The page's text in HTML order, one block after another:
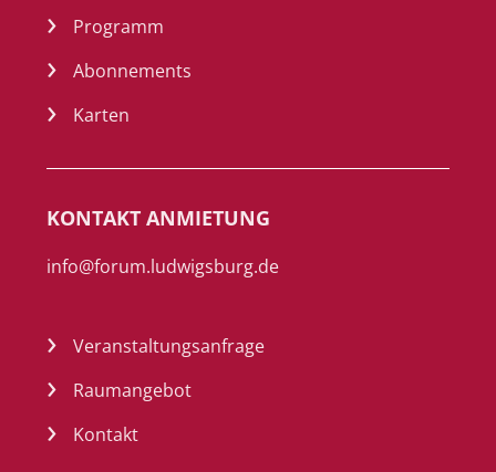
Programm
Abonnements
Karten
KONTAKT ANMIETUNG
info@forum.ludwigsburg.de
Veranstaltungsanfrage
Raumangebot
Kontakt